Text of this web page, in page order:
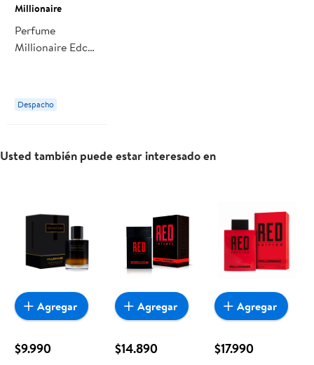
Millionaire
Perfume
Millionaire Edc
Despacho
Usted también puede estar interesado en
$9.990
Agregar
$14.890
Agregar
$17.990
Agregar